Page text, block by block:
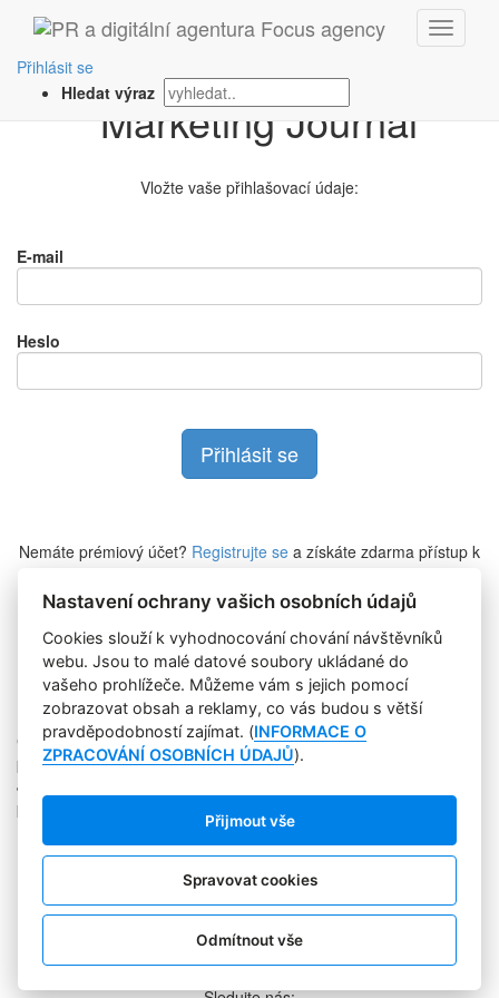
Přihlásit se
Hledat výrazPřihlášení na
Vložte vaše přihlašovací údaje:
E-mail
Heslo
Nemáte prémiový účet? Registrujte se a získáte zdarma přístup k
Zapomněli jste heslo?
Copyright © 2004-2020 Focus Agency, s.r.o. Plné znění licenčních
podmínek. ISSN 1803-957X
Jakékoliv publikování, přebírání nebo šíření obsahu je bez
písemného souhlasu Focus Agency, s.r.o. zakázáno.
RSS 1
Štítky
Zpracování osobních údajů
Kontakt
PR AGENTURA
COOKIES
Nastavení ochrany vašich osobních údajů
Cookies slouží k vyhodnocování chování návštěvníků
webu. Jsou to malé datové soubory ukládané do
vašeho prohlížeče. Můžeme vám s jejich pomocí
zobrazovat obsah a reklamy, co vás budou s větší
pravděpodobností zajímat. (INFORMACE O
ZPRACOVÁNÍ OSOBNÍCH ÚDAJŮ).
Přijmout vše
Spravovat cookies
Odmítnout vše